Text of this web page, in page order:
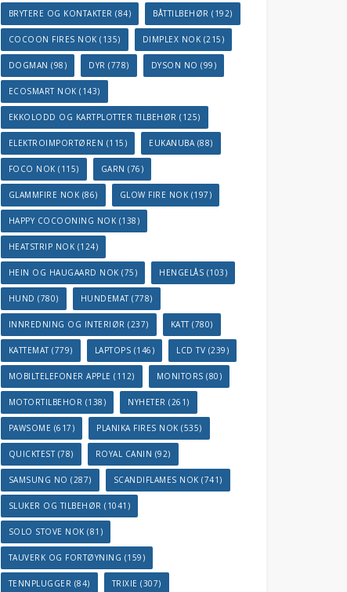
BRYTERE OG KONTAKTER (84) BÅTTILBEHØR (192)
COCOON FIRES NOK (135) DIMPLEX NOK (215)
DOGMAN (98) DYR (778) DYSON NO (99)
ECOSMART NOK (143)
EKKOLODD OG KARTPLOTTER TILBEHØR (125)
ELEKTROIMPORTØREN (115) EUKANUBA(88)
FOCO NOK (115) GARN (76)
GLAMMFIRE NOK (86) GLOW FIRE NOK (197)
HAPPY COCOONING NOK (138)
HEATSTRIP NOK (124)
HEIN OG HAUGAARD NOK (75) HENGELÅS (103)
HUND (780) HUNDEMAT(778)
INNREDNING OG INTERIØR (237) KATT(780)
KATTEMAT(779) LAPTOPS (146) LCD TV (239)
MOBILTELEFONER APPLE (112) MONITORS (80)
MOTORTILBEHOR (138) NYHETER (261)
PAWSOME (617) PLANIKA FIRES NOK (535)
QUICKTEST(78) ROYAL CANIN (92)
SAMSUNG NO (287) SCANDIFLAMES NOK (741)
SLUKER OG TILBEHØR (1041)
SOLO STOVE NOK (81)
TAUVERK OG FORTØYNING (159)
TENNPLUGGER (84) TRIXIE (307)